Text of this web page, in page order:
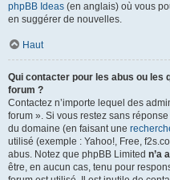
phpBB Ideas (en anglais) où vous
en suggérer de nouvelles.
Haut
Qui contacter pour les abus ou les
forum ?
Contactez n’importe lequel des
forum ». Si vous restez sans
du domaine (en faisant une
utilisé (exemple : Yahoo!, Free,
abus. Notez que phpBB Limited n’a
être, en aucun cas, tenu pour